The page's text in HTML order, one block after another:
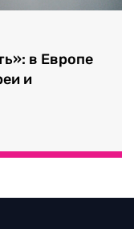
в Европе
и